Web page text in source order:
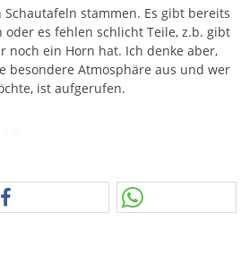
stammen. Es gibt bereits
oder es fehlen schlicht Teile, z.b. gibt
noch ein Horn hat. Ich denke aber,
besondere Atmosphäre aus und wer
ist aufgerufen.
Exponat)
als Sammlerstücke,